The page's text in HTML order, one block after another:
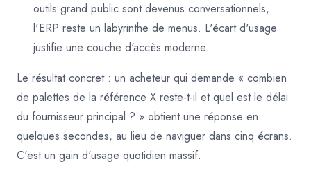
outils grand public sont devenus conversationnels,
l'ERP reste un labyrinthe de menus. L'écart d'usage
justifie une couche d'accès moderne.
Le résultat concret : un acheteur qui demande « combien
de palettes de la référence X reste-t-il et quel est le délai
du fournisseur principal ? » obtient une réponse en
quelques secondes, au lieu de naviguer dans cinq écrans.
C'est un gain d'usage quotidien massif.